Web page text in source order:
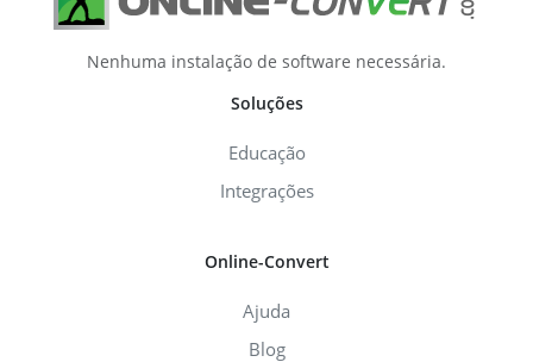
Nenhuma instalação de software necessária.
Soluções
Educação
Integrações
Online-Convert
Ajuda
Blog